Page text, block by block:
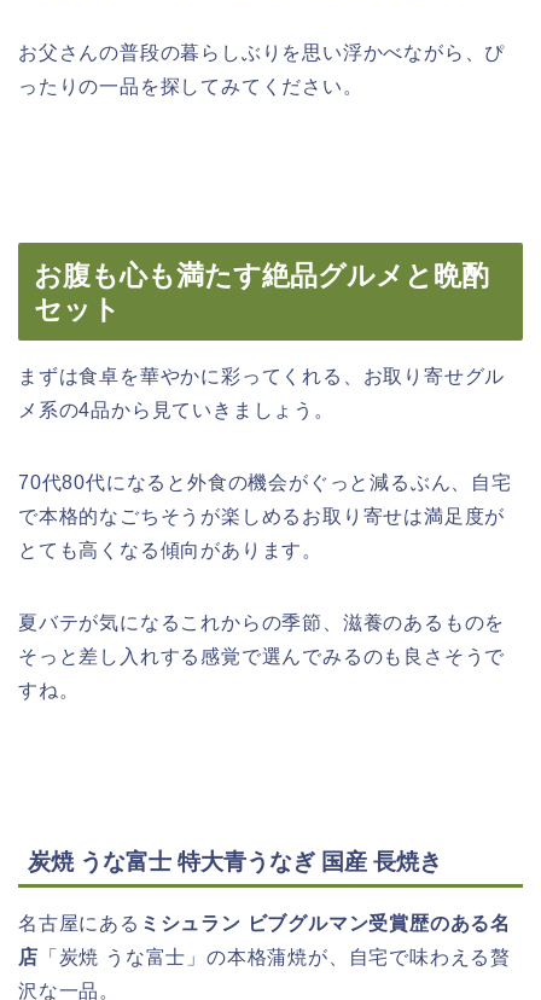
お父さんの普段の暮らしぶりを思い浮かべながら、ぴ
ったりの一品を探してみてください。
お腹も心も満たす絶品グルメと晩酌
セット
まずは食卓を華やかに彩ってくれる、お取り寄せグル
メ系の4品から見ていきましょう。
70代80代になると外食の機会がぐっと減るぶん、自宅
で本格的なごちそうが楽しめるお取り寄せは満足度が
とても高くなる傾向があります。
夏バテが気になるこれからの季節、滋養のあるものを
そっと差し入れする感覚で選んでみるのも良さそうで
すね。
炭焼 うな富士 特大青うなぎ 国産 長焼き
名古屋にある ミシュラン ビブグルマン受賞歴のある名
店 「炭焼 うな富士」の本格蒲焼が、自宅で味わえる贅
沢な一品。